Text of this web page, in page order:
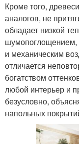
Кроме того,
аналогов, не
обладает низкой
шумопоглощением,
и механическим
отличается
богатством
любой интерьер и
безусловно,
напольных